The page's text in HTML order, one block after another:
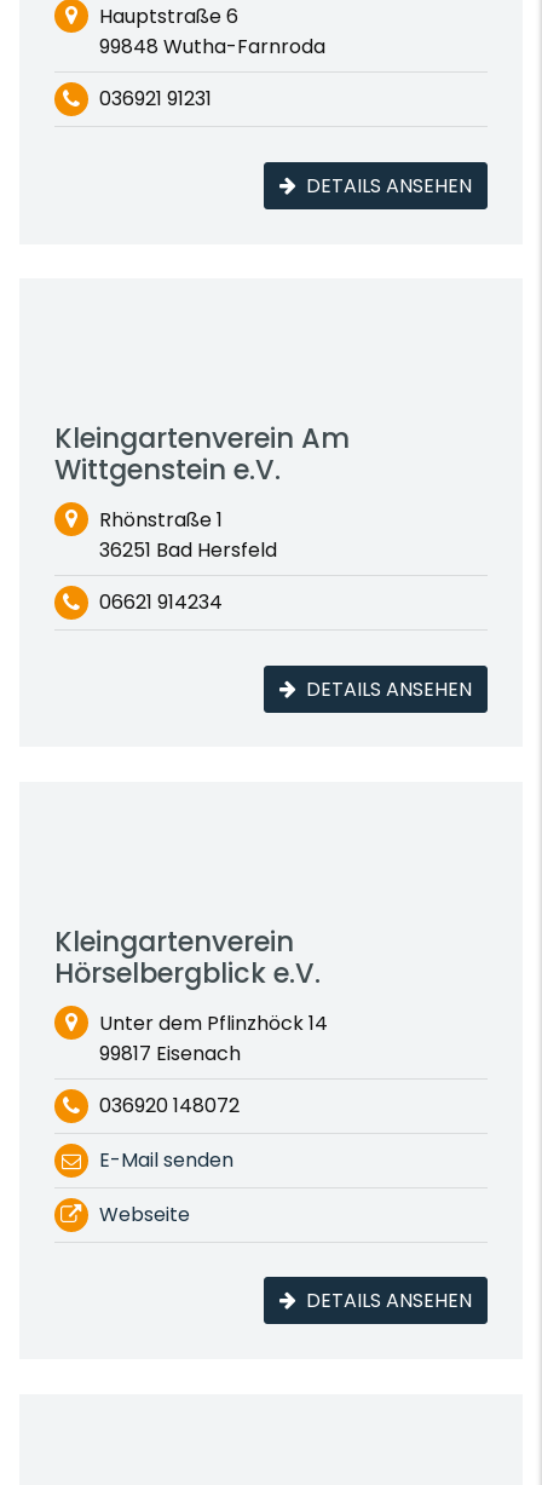
Hauptstraße 6
99848 Wutha-Farnroda
036921 91231
DETAILS ANSEHEN
Kleingartenverein Am
Wittgenstein e.V.
Rhönstraße 1
36251 Bad Hersfeld
06621 914234
DETAILS ANSEHEN
Kleingartenverein
Hörselbergblick e.V.
Unter dem Pflinzhöck 14
99817 Eisenach
036920 148072
E-Mail senden
Webseite
DETAILS ANSEHEN